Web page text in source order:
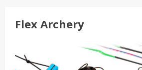
Flex Archery